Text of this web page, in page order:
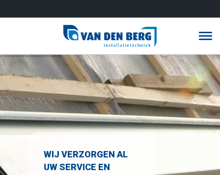
T
o
g
g
l
e
n
i
WIJ VERZORGEN AL
UW SERVICE EN